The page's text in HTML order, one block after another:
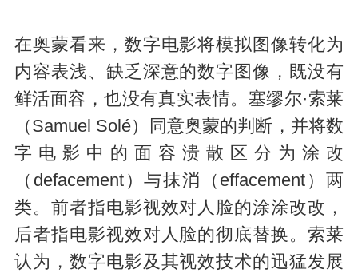
在奥蒙看来，数字电影将模拟图像转化为
内容表浅、缺乏深意的数字图像，既没有
鲜活面容，也没有真实表情。塞缪尔·索莱
（Samuel Solé）同意奥蒙的判断，并将数
字电影中的面容溃散区分为涂改
（defacement）与抹消（effacement）两
类。前者指电影视效对人脸的涂涂改改，
后者指电影视效对人脸的彻底替换。索莱
认为，数字电影及其视效技术的迅猛发展